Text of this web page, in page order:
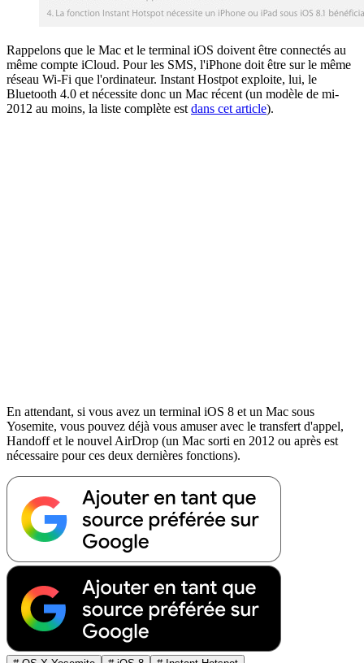
Rappelons que le Mac et le terminal iOS doivent être connectés au
même compte iCloud. Pour les SMS, l'iPhone doit être sur le même
réseau Wi-Fi que l'ordinateur. Instant Hostpot exploite, lui, le
Bluetooth 4.0 et nécessite donc un Mac récent (un modèle de mi-
2012 au moins, la liste complète est dans cet article).
En attendant, si vous avez un terminal iOS 8 et un Mac sous
Yosemite, vous pouvez déjà vous amuser avec le transfert d'appel,
Handoff et le nouvel AirDrop (un Mac sorti en 2012 ou après est
nécessaire pour ces deux dernières fonctions).